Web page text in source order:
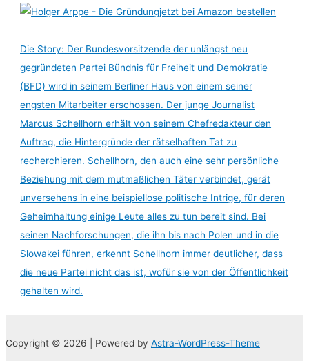
jetzt bei Amazon bestellen
Die Story: Der Bundesvorsitzende der unlängst neu
gegründeten Partei Bündnis für Freiheit und Demokratie
(BFD) wird in seinem Berliner Haus von einem seiner
engsten Mitarbeiter erschossen. Der junge Journalist
Marcus Schellhorn erhält von seinem Chefredakteur den
Auftrag, die Hintergründe der rätselhaften Tat zu
recherchieren. Schellhorn, den auch eine sehr persönliche
Beziehung mit dem mutmaßlichen Täter verbindet, gerät
unversehens in eine beispiellose politische Intrige, für deren
Geheimhaltung einige Leute alles zu tun bereit sind. Bei
seinen Nachforschungen, die ihn bis nach Polen und in die
Slowakei führen, erkennt Schellhorn immer deutlicher, dass
die neue Partei nicht das ist, wofür sie von der Öffentlichkeit
gehalten wird.
Copyright © 2026 | Powered by Astra-WordPress-Theme